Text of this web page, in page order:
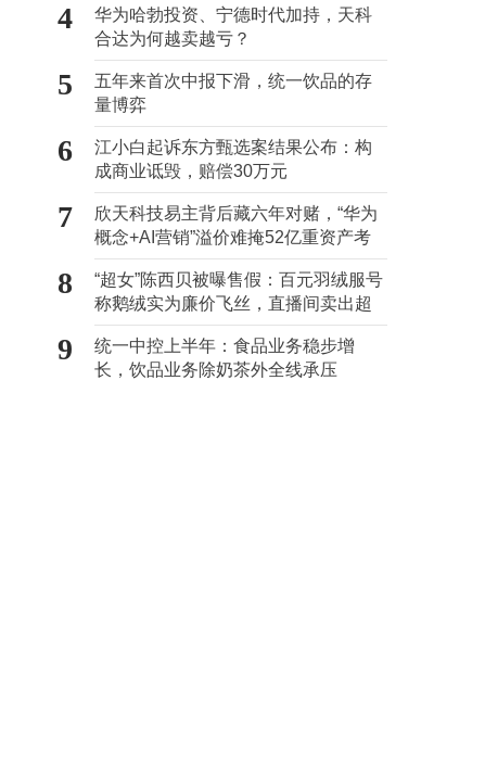
4
华为哈勃投资、宁德时代加持，天科
合达为何越卖越亏？
5
五年来首次中报下滑，统一饮品的存
量博弈
6
江小白起诉东方甄选案结果公布：构
成商业诋毁，赔偿30万元
7
欣天科技易主背后藏六年对赌，“华为
概念+AI营销”溢价难掩52亿重资产考
验
8
“超女”陈西贝被曝售假：百元羽绒服号
称鹅绒实为廉价飞丝，直播间卖出超
百万元
9
统一中控上半年：食品业务稳步增
长，饮品业务除奶茶外全线承压